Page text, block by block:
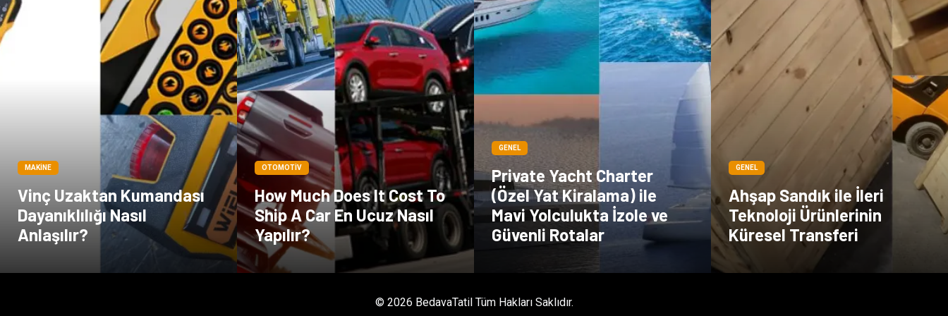
MAKINE
Vinç Uzaktan Kumandası
Dayanıklılığı Nasıl
Anlaşılır?
OTOMOTIV
How Much Does It Cost To
Ship A Car En Ucuz Nasıl
Yapılır?
GENEL
Private Yacht Charter
(Özel Yat Kiralama) ile
Mavi Yolculukta İzole ve
Güvenli Rotalar
GENEL
Ahşap Sandık ile İleri
Teknoloji Ürünlerinin
Küresel Transferi
© 2026 BedavaTatil Tüm Hakları Saklıdır.